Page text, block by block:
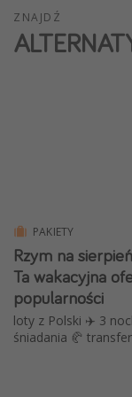
Weekend dla
City Break
Więcej tematów
Newsy,
Najlepsze
Kalendarz
ZNAJDŹ
PAKIETY
Rzym na
Ta wakacyjna
popularności
loty z Polski ✈️ 3
śniadania 🥐